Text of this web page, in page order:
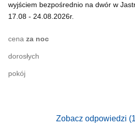
wyjściem bezpośrednio na dwór w
17.08 - 24.08.2026r.
cena za noc
dorosłych
pokój
Zobacz odpowiedzi